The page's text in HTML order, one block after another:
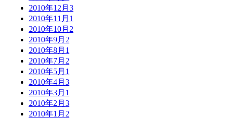
2010年12月 3
2010年11月 1
2010年10月 2
2010年9月 2
2010年8月 1
2010年7月 2
2010年5月 1
2010年4月 3
2010年3月 1
2010年2月 3
2010年1月 2